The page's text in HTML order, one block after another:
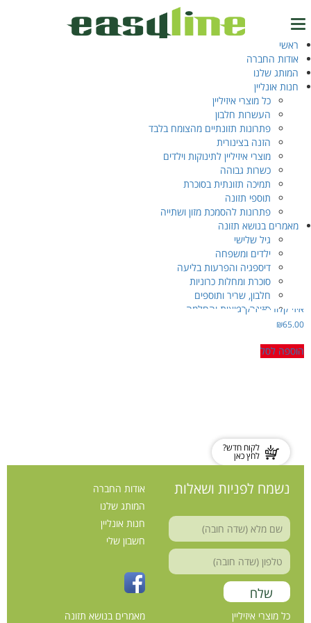
טל. 04-6327777
התחברות EN
עמוד הבית / מוצרים המתויגים “carbohydrates”
carbohydrates
מציג תוצאה אחת
איזי קלורי – 1 ק״ג
₪65.00
הוספה לסל
ראשי
אודות החברה
המותג שלנו
חנות אונליין
כל מוצרי איזיליין
העשרות חלבון
פתרונות תזונתיים מהצומח בלבד
הזנה בצינורית
מוצרי איזיליין לתינוקות וילדים
כשרות גבוהה
תמיכה תזונתית בסוכרת
תוספי תזונה
פתרונות להסמכת מזון ושתייה
מאמרים בנושא תזונה
גיל שלישי
ילדים ומשפחה
דיספגיה והפרעות בליעה
סוכרת ומחלות כרוניות
חלבון, שריר ותוספים
תזונה רפואית והחלמה
מתכונים
לקוח חדש?
לחץ כאן
נשמח לפניות ושאלות
אודות החברה
המותג שלנו
חנות אונליין
חשבון שלי
כל מוצרי איזיליין מאמרים בנושא תזונה